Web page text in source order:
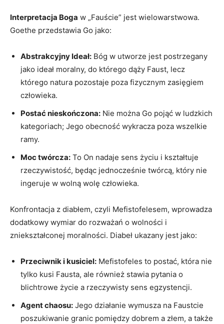
Interpretacja Boga w „Fauście” jest wielowarstwowa.
Goethe przedstawia Go jako:
Abstrakcyjny Ideał: Bóg w utworze jest postrzegany
jako ideał moralny, do którego dąży Faust, lecz
którego natura pozostaje poza fizycznym zasięgiem
człowieka.
Postać nieskończona: Nie można Go pojąć w ludzkich
kategoriach; Jego obecność wykracza poza wszelkie
ramy.
Moc twórcza: To On nadaje sens życiu i kształtuje
rzeczywistość, będąc jednocześnie twórcą, który nie
ingeruje w wolną wolę człowieka.
Konfrontacja z diabłem, czyli Mefistofelesem, wprowadza
dodatkowy wymiar do rozważań o wolności i
zniekształconej moralności. Diabeł ukazany jest jako:
Przeciwnik i kusiciel: Mefistofeles to postać, która nie
tylko kusi Fausta, ale również stawia pytania o
blichtrowe życie a rzeczywisty sens egzystencji.
Agent chaosu: Jego działanie wymusza na Faustcie
poszukiwanie granic pomiędzy dobrem a złem, a także